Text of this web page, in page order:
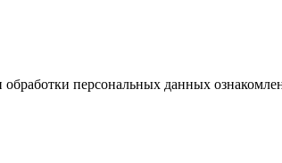
персональных данных